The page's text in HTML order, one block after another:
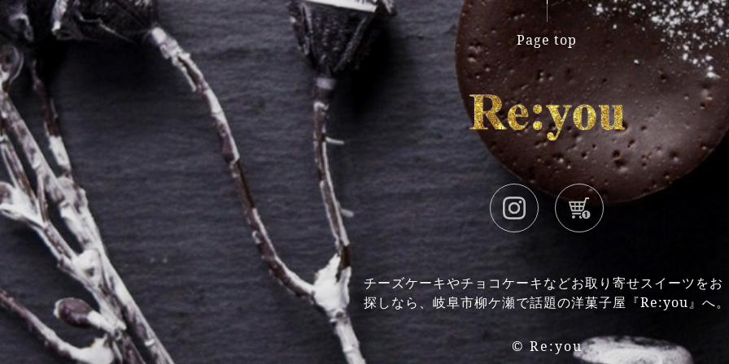
Page top
チーズケーキやチョコケーキなどお取り寄せスイーツをお
探しなら、岐阜市柳ケ瀬で話題の洋菓子屋『Re:you』へ。
© Re:you